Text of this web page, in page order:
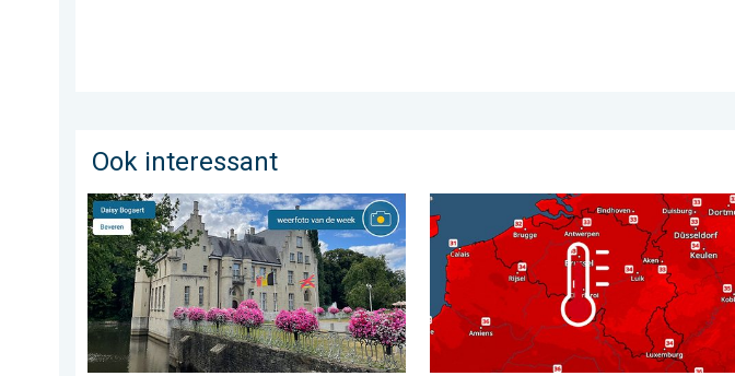
Ook interessant
De weerfoto van de week. Weer&Radar uploader. . . zaterdag 1 augustus 2026
Woensdag bijna overal tropisch warm.